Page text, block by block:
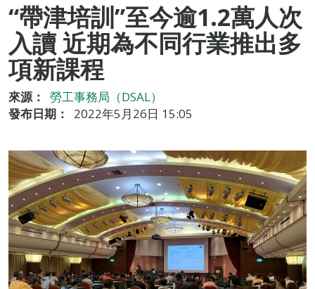
“帶津培訓”至今逾1.2萬人次
入讀 近期為不同行業推出多
項新課程
來源：
勞工事務局（DSAL）
發布日期：
2022年5月26日 15:05